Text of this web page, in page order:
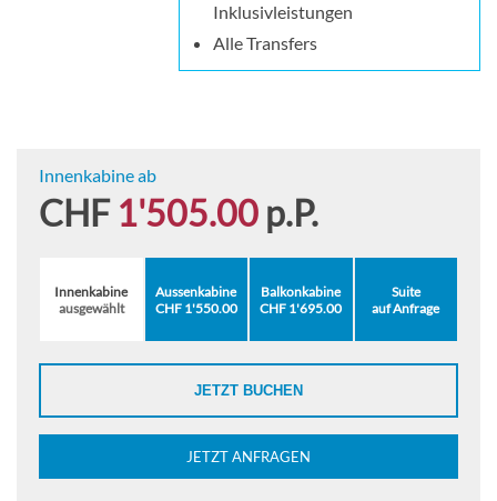
Inklusivleistungen
Alle Transfers
Innenkabine ab
CHF 1'505.00 p.P.
Innenkabine
ausgewählt
Aussenkabine
CHF 1'550.00
Balkonkabine
CHF 1'695.00
Suite
auf Anfrage
JETZT BUCHEN
JETZT ANFRAGEN